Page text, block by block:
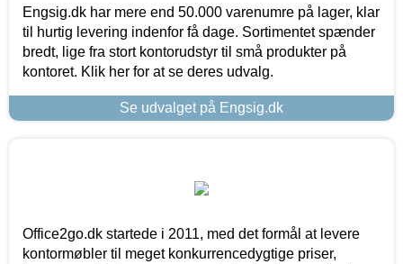
Engsig.dk har mere end 50.000 varenumre på lager, klar
til hurtig levering indenfor få dage. Sortimentet spænder
bredt, lige fra stort kontorudstyr til små produkter på
kontoret. Klik her for at se deres udvalg.
Se udvalget på Engsig.dk
Office2go.dk startede i 2011, med det formål at levere
kontormøbler til meget konkurrencedygtige priser,